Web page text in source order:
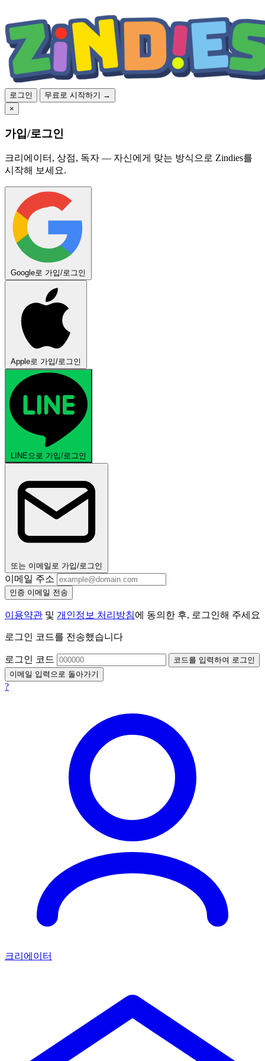
로그인
무료로 시작하기 →
×
가입/로그인
크리에이터, 상점, 독자 — 자신에게 맞는 방식으로 Zindies를
시작해 보세요.
Google로 가입/로그인
Apple로 가입/로그인
LINE으로 가입/로그인
또는 이메일로 가입/로그인
이메일 주소
인증 이메일 전송
이용약관 및 개인정보 처리방침에 동의한 후, 로그인해 주세요
로그인 코드를 전송했습니다
로그인 코드
코드를 입력하여 로그인
이메일 입력으로 돌아가기
?
크리에이터